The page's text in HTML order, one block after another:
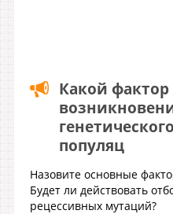
Какой фактор
популяц
Назовите основные
Будет ли действовать
рецессивных мутаций?